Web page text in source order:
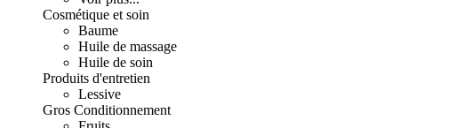
Cosmétique et soin
Baume
Huile de massage
Huile de soin
Produits d'entretien
Lessive
Gros Conditionnement